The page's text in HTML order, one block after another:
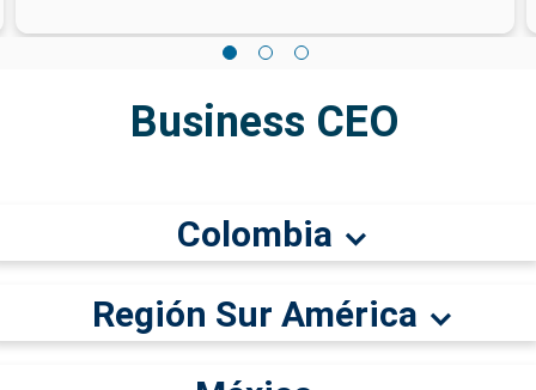
Business CEO
Colombia
Región Sur América